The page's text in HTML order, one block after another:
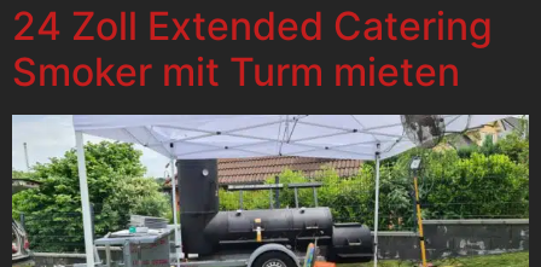
24 Zoll Extended Catering
Smoker mit Turm mieten